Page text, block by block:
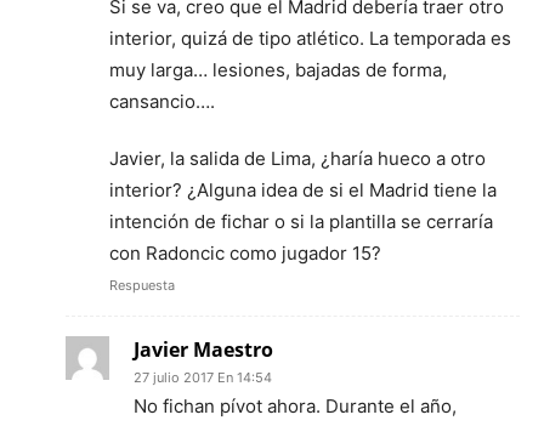
Si se va, creo que el Madrid debería traer otro
interior, quizá de tipo atlético. La temporada es
muy larga… lesiones, bajadas de forma,
cansancio….
Javier, la salida de Lima, ¿haría hueco a otro
interior? ¿Alguna idea de si el Madrid tiene la
intención de fichar o si la plantilla se cerraría
con Radoncic como jugador 15?
Respuesta
Javier Maestro
27 julio 2017 En 14:54
No fichan pívot ahora. Durante el año,